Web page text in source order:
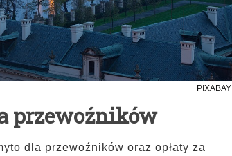
PIXABAY
przewoźników
dla przewoźników oraz opłaty za